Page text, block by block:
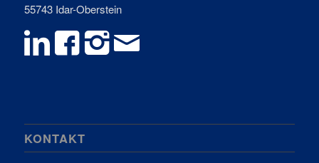
55743 Idar-Oberstein
KONTAKT